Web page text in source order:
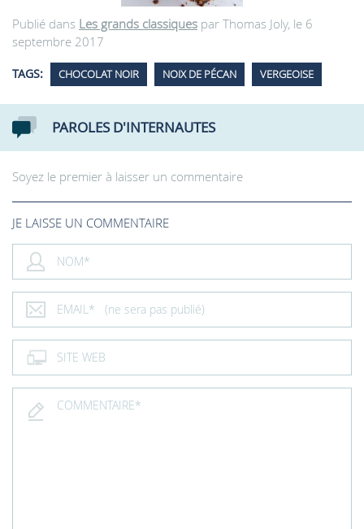
Publié dans Les grands classiques par Thomas Joly, le 6
septembre 2017
TAGS: CHOCOLAT NOIR NOIX DE PÉCAN VERGEOISE
PAROLES D'INTERNAUTES
Soyez le premier à laisser un commentaire
JE LAISSE UN COMMENTAIRE